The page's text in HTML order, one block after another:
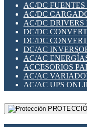
SWITCH Y
TARJETAS PI
UNIÓN Y
PLACAS
SWITCHES Y
SOLUCIONES
SOLUCIONES
SOLUCIONES
SEGURIDAD
SWITCHES LAN
TELEFONÍA IP
VIGILANCIA IP
MESHTASTIC
AC/DC FUENTES
AC/DC
AC/DC DRIVERS
DC/DC
DC/DC
DC/AC
AC/AC
ACCESORIOS
AC/AC
AC/AC UPS